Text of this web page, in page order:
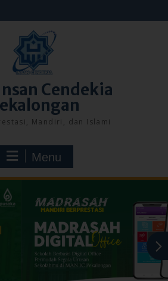
Cendekia
Mandiri, dan Islami
Menu